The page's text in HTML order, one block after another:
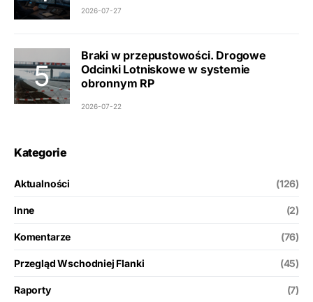
2026-07-27
Braki w przepustowości. Drogowe
Odcinki Lotniskowe w systemie
obronnym RP
2026-07-22
Kategorie
Aktualności (126)
Inne (2)
Komentarze (76)
Przegląd Wschodniej Flanki (45)
Raporty (7)